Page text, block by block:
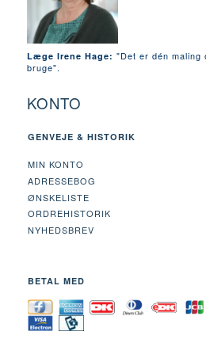
Læge Irene Hage: "Det er dén maling
bruge".
KONTO
GENVEJE & HISTORIK
MIN KONTO
ADRESSEBOG
ØNSKELISTE
ORDREHISTORIK
NYHEDSBREV
BETAL MED